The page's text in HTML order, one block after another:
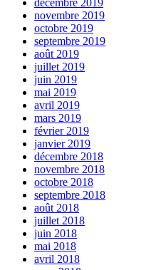
décembre 2019
novembre 2019
octobre 2019
septembre 2019
août 2019
juillet 2019
juin 2019
mai 2019
avril 2019
mars 2019
février 2019
janvier 2019
décembre 2018
novembre 2018
octobre 2018
septembre 2018
août 2018
juillet 2018
juin 2018
mai 2018
avril 2018